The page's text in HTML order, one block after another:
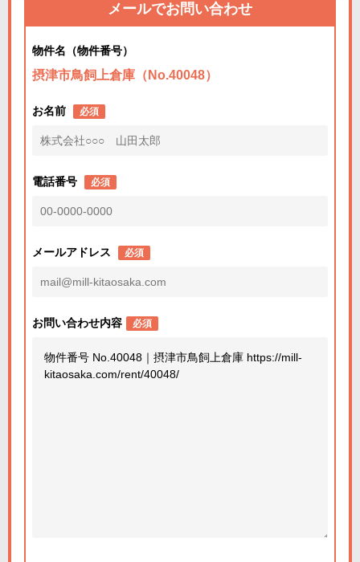
メールでお問い合わせ
物件名（物件番号）
摂津市鳥飼上倉庫（No.40048）
お名前 必須
電話番号 必須
メールアドレス 必須
お問い合わせ内容 必須